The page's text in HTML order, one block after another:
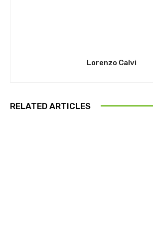
Lorenzo Calvi
RELATED ARTICLES